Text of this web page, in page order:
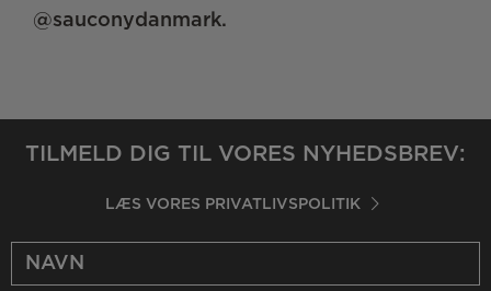
@sauconydanmark.
TILMELD DIG TIL VORES NYHEDSBREV:
LÆS VORES PRIVATLIVSPOLITIK